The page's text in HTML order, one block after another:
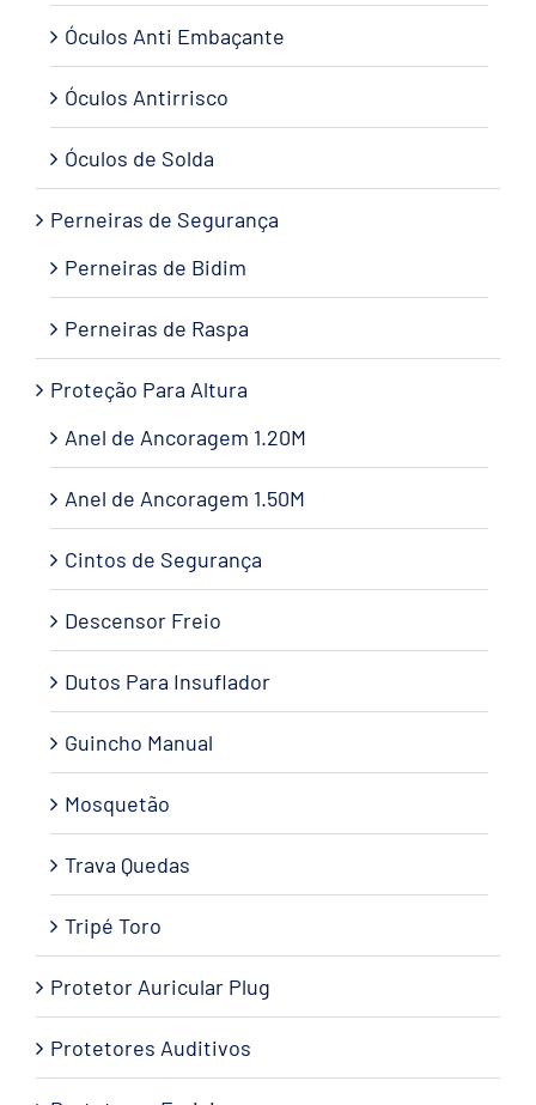
Óculos Anti Embaçante
Óculos Antirrisco
Óculos de Solda
Perneiras de Segurança
Perneiras de Bidim
Perneiras de Raspa
Proteção Para Altura
Anel de Ancoragem 1.20M
Anel de Ancoragem 1.50M
Cintos de Segurança
Descensor Freio
Dutos Para Insuflador
Guincho Manual
Mosquetão
Trava Quedas
Tripé Toro
Protetor Auricular Plug
Protetores Auditivos